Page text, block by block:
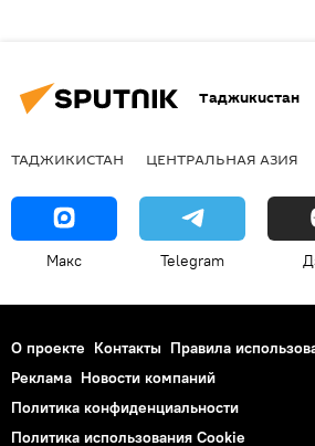
Таджикистан
ТАДЖИКИСТАН ЦЕНТРАЛЬНАЯ АЗИЯ
Макс Telegram
О проекте Контакты Правила
Реклама Новости компаний
Политика конфиденциальности
Политика использования Cookie